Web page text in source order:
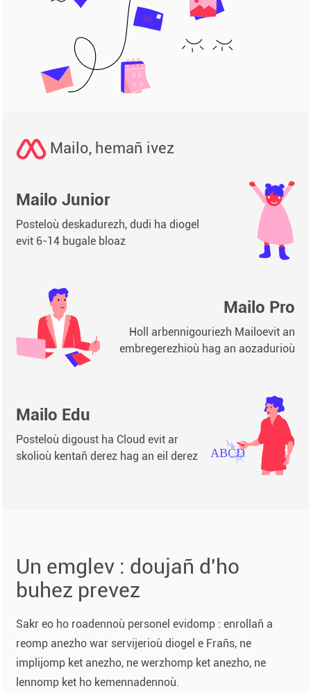
Mailo, hemañ ivez
Mailo Junior
Posteloù deskadurezh, dudi ha diogel
evit 6-14 bugale bloaz
Mailo Pro
Holl arbennigouriezh Mailoevit an
embregerezhioù hag an aozadurioù
Mailo Edu
Posteloù digoust ha Cloud evit ar
skolioù kentañ derez hag an eil derez
Un emglev : doujañ d'ho
buhez prevez
Sakr eo ho roadennoù personel evidomp : enrollañ a
reomp anezho war servijerioù diogel e Frañs, ne
implijomp ket anezho, ne werzhomp ket anezho, ne
lennomp ket ho kemennadennoù.